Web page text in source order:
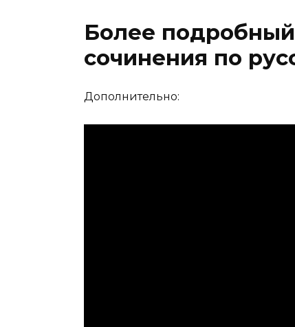
Более
сочинения по
Дополнительно: